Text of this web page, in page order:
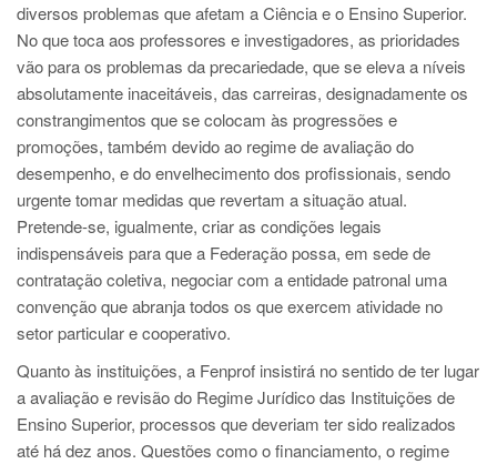
diversos problemas que afetam a Ciência e o Ensino Superior.
No que toca aos professores e investigadores, as prioridades
vão para os problemas da precariedade, que se eleva a níveis
absolutamente inaceitáveis, das carreiras, designadamente os
constrangimentos que se colocam às progressões e
promoções, também devido ao regime de avaliação do
desempenho, e do envelhecimento dos profissionais, sendo
urgente tomar medidas que revertam a situação atual.
Pretende-se, igualmente, criar as condições legais
indispensáveis para que a Federação possa, em sede de
contratação coletiva, negociar com a entidade patronal uma
convenção que abranja todos os que exercem atividade no
setor particular e cooperativo.
Quanto às instituições, a Fenprof insistirá no sentido de ter lugar
a avaliação e revisão do Regime Jurídico das Instituições de
Ensino Superior, processos que deveriam ter sido realizados
até há dez anos. Questões como o financiamento, o regime